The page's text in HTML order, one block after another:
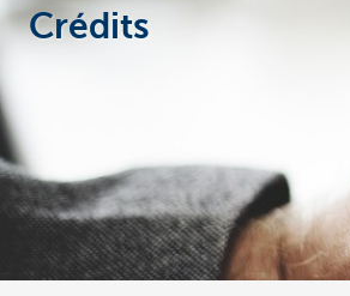
Corporate
Crédits